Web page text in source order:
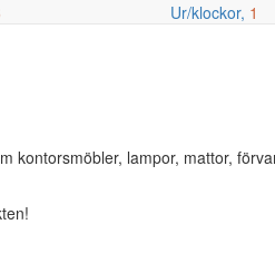
Ur/klockor, 1
kontorsmöbler, lampor, mattor,